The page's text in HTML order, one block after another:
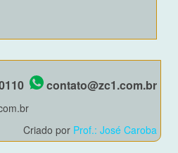
contato@zc1.com.br
Criado por Prof.: José Caroba